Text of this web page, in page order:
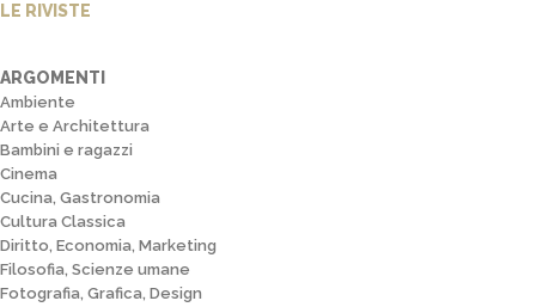
LE RIVISTE
ARGOMENTI
Ambiente
Arte e Architettura
Bambini e ragazzi
Cinema
Cucina, Gastronomia
Cultura Classica
Diritto, Economia, Marketing
Filosofia, Scienze umane
Fotografia, Grafica, Design